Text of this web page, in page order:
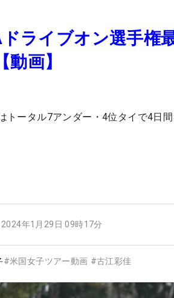
ドライブオン選手
動画】
トータル7アンダー・4位タイで4日
2024年1月29日 09時17分
#米国女子ツアー動画 #古江彩佳